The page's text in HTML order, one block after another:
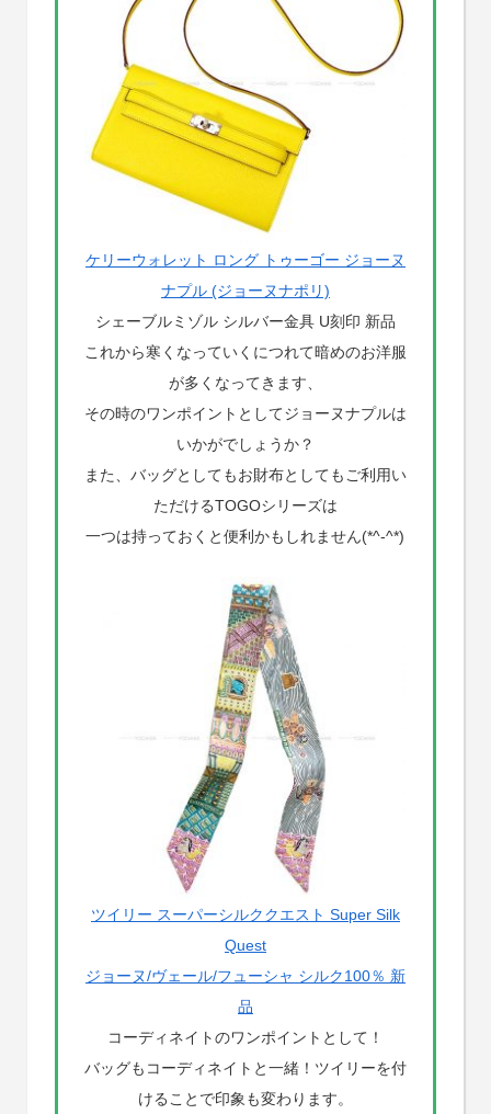
ケリーウォレット ロング トゥーゴー ジョーヌ
ナプル (ジョーヌナポリ)
シェーブルミゾル シルバー金具 U刻印 新品
これから寒くなっていくにつれて暗めのお洋服
が多くなってきます、
その時のワンポイントとしてジョーヌナプルは
いかがでしょうか？
また、バッグとしてもお財布としてもご利用い
ただけるTOGOシリーズは
一つは持っておくと便利かもしれません(*^-^*)
ツイリー スーパーシルククエスト Super Silk
Quest
ジョーヌ/ヴェール/フューシャ シルク100％ 新
品
コーディネイトのワンポイントとして！
バッグもコーディネイトと一緒！ツイリーを付
けることで印象も変わります。